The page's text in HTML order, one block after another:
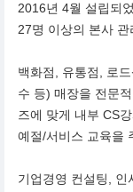
2016년 4월 설립되
27명 이상의 본사
백화점, 유통점, 로
수 등) 매장을 전문
즈에 맞게 내부 CS
예절/서비스 교육을
기업경영 컨설팅, 인